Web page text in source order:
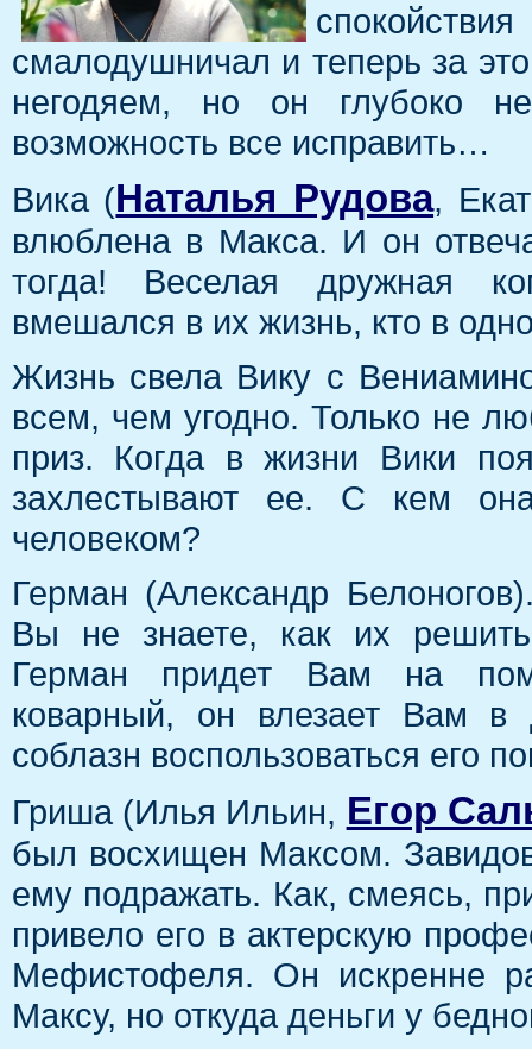
смалодушничал и теперь за
негодяем, но он глубоко
возможность все исправить…
Вика (Наталья Рудова,
влюблена в Макса. И он
тогда! Веселая дружная
вмешался в их жизнь, кто в
Жизнь свела Вику с
всем, чем угодно. Только не
приз. Когда в жизни Вики
захлестывают ее. С кем
человеком?
Герман (Александр
Вы не знаете, как их
Герман придет Вам на
коварный, он влезает Вам в
соблазн воспользоваться его
Гриша (Илья Ильин, Егор
был восхищен Максом.
ему подражать. Как, смеясь,
привело его в актерскую
Мефистофеля. Он искренне
Максу, но откуда деньги у